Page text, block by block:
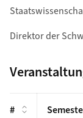
Direktor der
#